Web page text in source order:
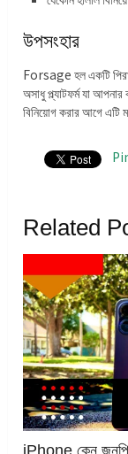
উপসংহার
Forsage হল একটি
অসাধু প্ল্যাটফর্ম যা
বিনিয়োগ করার আগে এটি
Related